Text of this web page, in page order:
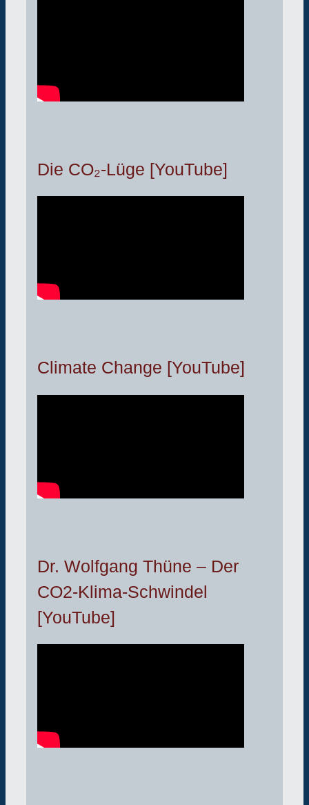
Die CO₂-Lüge [YouTube]
Climate Change [YouTube]
Dr. Wolfgang Thüne – Der
CO2-Klima-Schwindel
[YouTube]